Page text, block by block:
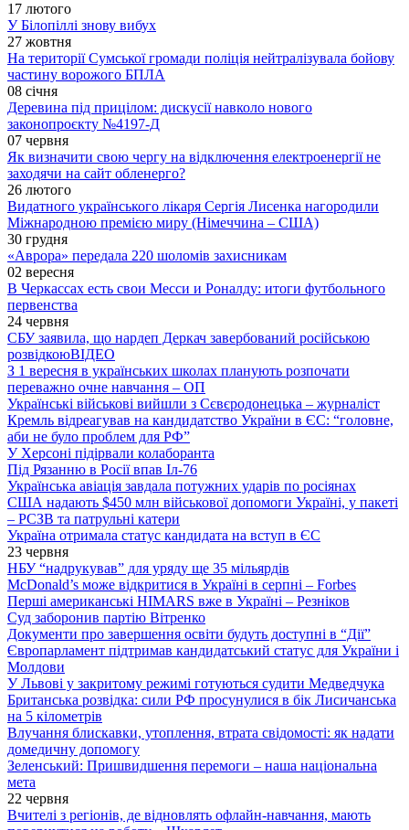
17 лютого
У Білопіллі знову вибух
27 жовтня
На території Сумської громади поліція нейтралізувала бойову
частину ворожого БПЛА
08 січня
Деревина під прицілом: дискусії навколо нового
законопроєкту №4197-Д
07 червня
Як визначити свою чергу на відключення електроенергії не
заходячи на сайт обленерго?
26 лютого
Видатного українського лікаря Сергія Лисенка нагородили
Міжнародною премією миру (Німеччина – США)
30 грудня
«Аврора» передала 220 шоломів захисникам
02 вересня
В Черкассах есть свои Месси и Роналду: итоги футбольного
первенства
24 червня
СБУ заявила, що нардеп Деркач завербований російською
розвідкоюВІДЕО
З 1 вересня в українських школах планують розпочати
переважно очне навчання – ОП
Українські військові вийшли з Сєвєродонецька – журналіст
Кремль відреагував на кандидатство України в ЄС: “головне,
аби не було проблем для РФ”
У Херсоні підірвали колаборанта
Під Рязанню в Росії впав Іл-76
Українська авіація завдала потужних ударів по росіянах
США надають $450 млн військової допомоги Україні, у пакеті
– РСЗВ та патрульні катери
Україна отримала статус кандидата на вступ в ЄС
23 червня
НБУ “надрукував” для уряду ще 35 мільярдів
McDonald’s може відкритися в Україні в серпні – Forbes
Перші американські HIMARS вже в Україні – Резніков
Суд заборонив партію Вітренко
Документи про завершення освіти будуть доступні в “Дії”
Європарламент підтримав кандидатський статус для України і
Молдови
У Львові у закритому режимі готуються судити Медведчука
Британська розвідка: сили РФ просунулися в бік Лисичанська
на 5 кілометрів
Влучання блискавки, утоплення, втрата свідомості: як надати
домедичну допомогу
Зеленський: Пришвидшення перемоги – наша національна
мета
22 червня
Вчителі з регіонів, де відновлять офлайн-навчання, мають